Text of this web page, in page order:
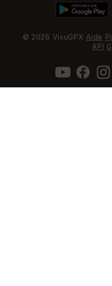
© 2026 VisuGPX Aide
API